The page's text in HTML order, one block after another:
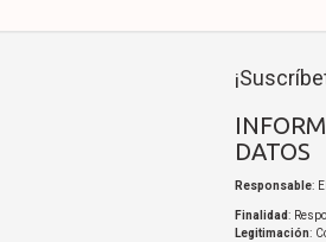
DATOS
Responsable:
Finalidad:
Legitimación: